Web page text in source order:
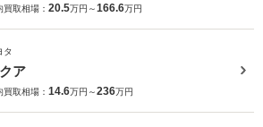
買取相場： 20.5万円～166.6万円
タ
ア
買取相場： 14.6万円～236万円